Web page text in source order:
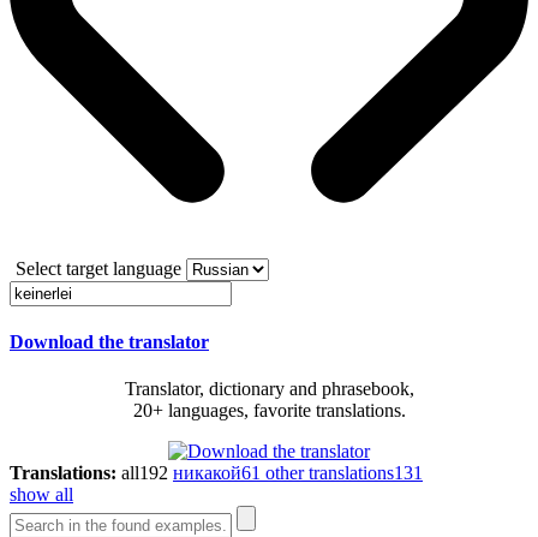
Select target language
Download the translator
Translator, dictionary and phrasebook,
20+ languages, favorite translations.
Translations: all192 никакой61 other translations131
show all